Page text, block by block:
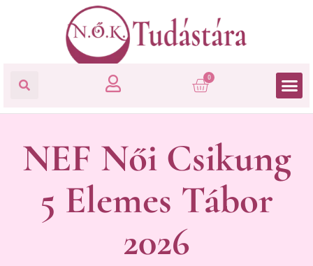
0
NEF Női Csikung
5 Elemes Tábor
2026